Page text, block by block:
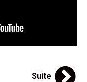
Suite